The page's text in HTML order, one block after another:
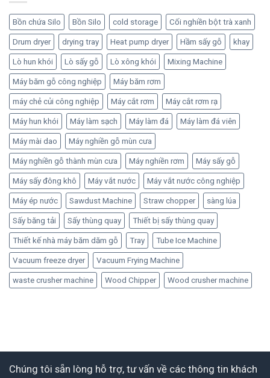
Bồn chứa Silo Bồn Silo cold storage Cối nghiền bột trà xanh
Drum dryer drying tray Heat pump dryer Hầm sấy gỗ khay
Lò hun khói Lò sấy gỗ Lò xông khói Mixing Machine
Máy băm gỗ công nghiệp Máy băm rơm
máy chẻ củi công nghiệp Máy cắt rơm Máy cắt rơm rạ
Máy hun khói Máy làm sạch Máy làm đá Máy làm đá viên
Máy mài dao Máy nghiền gỗ mùn cưa
Máy nghiền gỗ thành mùn cưa Máy nghiền rơm Máy sấy gỗ
Máy sấy đông khô Máy vắt nước Máy vắt nước công nghiệp
Máy ép nước Sawdust Machine Straw chopper sàng lúa
Sấy băng tải Sấy thùng quay Thiết bị sấy thùng quay
Thiết kế nhà máy băm dăm gỗ Tray Tube Ice Machine
Vacuum freeze dryer Vacuum Frying Machine
waste crusher machine Wood Chipper Wood crusher machine
Chúng tôi sẵn lòng hỗ trợ, tư vấn về các thông tin khách